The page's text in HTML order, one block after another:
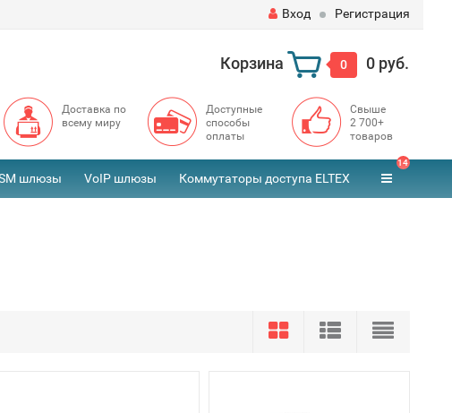
Вход Регистрация
Корзина 0 0 руб.
Доставка по
всему миру
Доступные
способы
оплаты
Свыше
2 700+
товаров
шлюзы VoIP шлюзы Коммутаторы доступа ELTEX
14